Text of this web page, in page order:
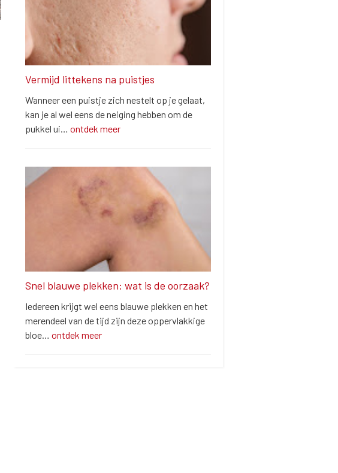
Vermijd littekens na puistjes
Wanneer een puistje zich nestelt op je gelaat,
kan je al wel eens de neiging hebben om de
pukkel ui… ontdek meer
Snel blauwe plekken: wat is de oorzaak?
Iedereen krijgt wel eens blauwe plekken en het
merendeel van de tijd zijn deze oppervlakkige
bloe… ontdek meer